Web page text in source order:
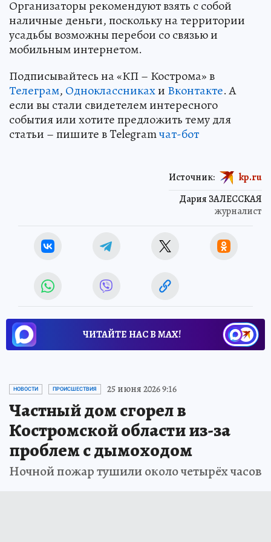
Организаторы рекомендуют взять с собой
наличные деньги, поскольку на территории
усадьбы возможны перебои со связью и
мобильным интернетом.
Подписывайтесь на «КП – Кострома» в
Телеграм, Одноклассникахи Вконтакте. А
если вы стали свидетелем интересного
события или хотите предложить тему для
статьи – пишите в Telegramчат-бот
Дария ЗАЛЕССКАЯ
журналист
Источник: kp.ru
ЧИТАЙТЕ НАС В МАХ!
НОВОСТИ ПРОИСШЕСТВИЯ 25 июня 2026 9:16
Частный дом сгорел в
Костромской области из-за
проблем с дымоходом
Ночной пожар тушили около четырёх часов